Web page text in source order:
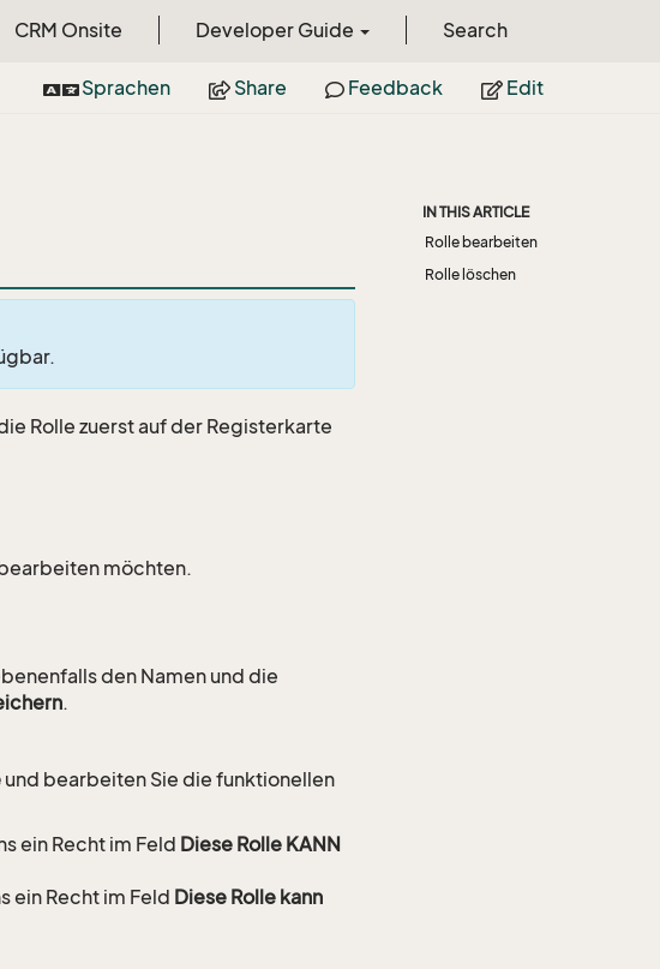
CRM Onsite Developer Guide Search
Sprachen Share Feedback Edit
Rolle zuerst auf der Registerkarte
möchten.
den Namen und die
.
und bearbeiten Sie die funktionellen
ein Recht im Feld Diese Rolle KANN
ein Recht im Feld Diese Rolle kann
IN THIS ARTICLE
Rolle bearbeiten
Rolle löschen